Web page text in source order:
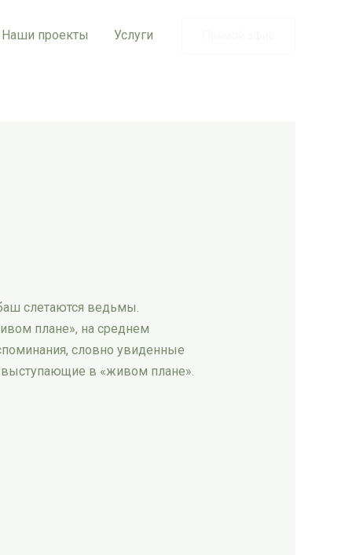
Наши проекты Услуги
слетаются ведьмы.
плане», на среднем
словно увиденные
в «живом плане».